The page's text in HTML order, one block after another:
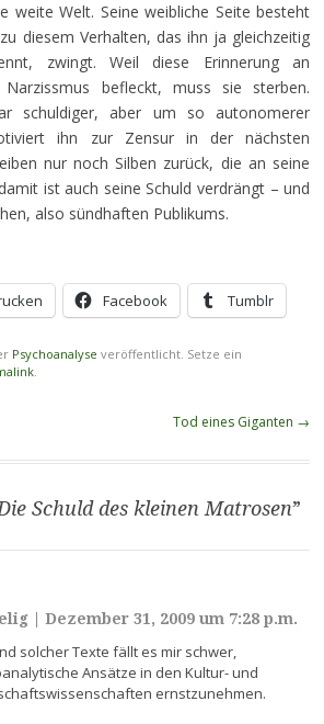
weite Welt. Seine weibliche Seite besteht
diesem Verhalten, das ihn ja gleichzeitig
zwingt. Weil diese Erinnerung an
Narzissmus befleckt, muss sie sterben.
schuldiger, aber um so autonomerer
ihn zur Zensur in der nächsten
nur noch Silben zurück, die an seine
ist auch seine Schuld verdrängt – und
also sündhaften Publikums.
Facebook Tumblr
Psychoanalyse veröffentlicht. Setze ein
.
Tod eines Giganten →
Schuld des kleinen Matrosen”
|Dezember 31, 2009 um 7:28 p.m.
solcher Texte fällt es mir schwer,
Ansätze in den Kultur- und
ernstzunehmen.